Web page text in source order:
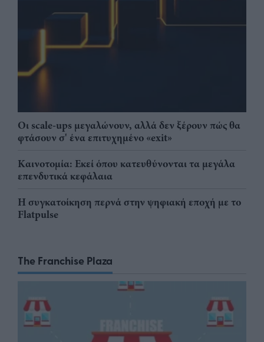
Οι scale-ups μεγαλώνουν, αλλά δεν ξέρουν πώς θα
φτάσουν σ' ένα επιτυχημένο «exit»
Καινοτομία: Εκεί όπου κατευθύνονται τα μεγάλα
επενδυτικά κεφάλαια
Η συγκατοίκηση περνά στην ψηφιακή εποχή με το
Flatpulse
The Franchise Plaza